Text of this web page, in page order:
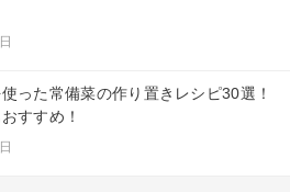
った常備菜の作り置きレシピ30選！
すすめ！